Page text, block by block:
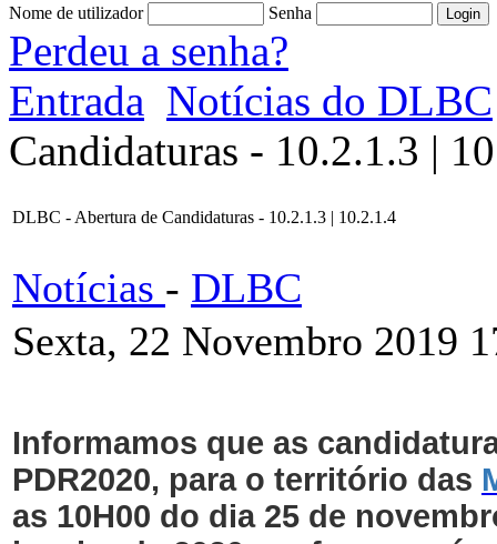
Nome de utilizador Senha
Perdeu a senha?
Entrada Notícias do DLBC
Candidaturas - 10.2.1.3 |
DLBC - Abertura de Candidaturas - 10.2.1.3 | 10.2.1.4
Notícias - DLBC
Sexta, 22 Novembro 2019
Informamos que as
PDR2020, para o território das
as 10H00 do dia 25 de